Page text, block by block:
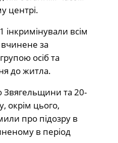
центрі.
інкримінували всім
за
осіб та
до житла.
та 20-
окрім цього,
про підозру в
в період